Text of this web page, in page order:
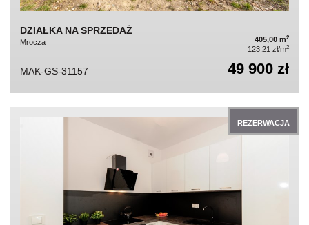
DZIAŁKA NA SPRZEDAŻ
Mrocza 405,00 m2
123,21 zł/m2
MAK-GS-31157 49 900 zł
REZERWACJA